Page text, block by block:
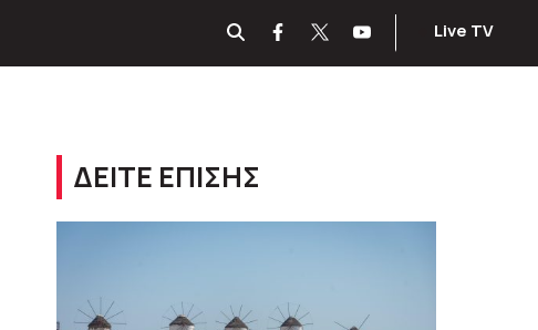
Live TV
ΔΕΙΤΕ ΕΠΙΣΗΣ